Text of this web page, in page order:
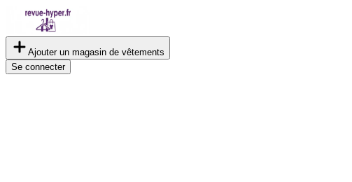
Ajouter un magasin de vêtements
Se connecter